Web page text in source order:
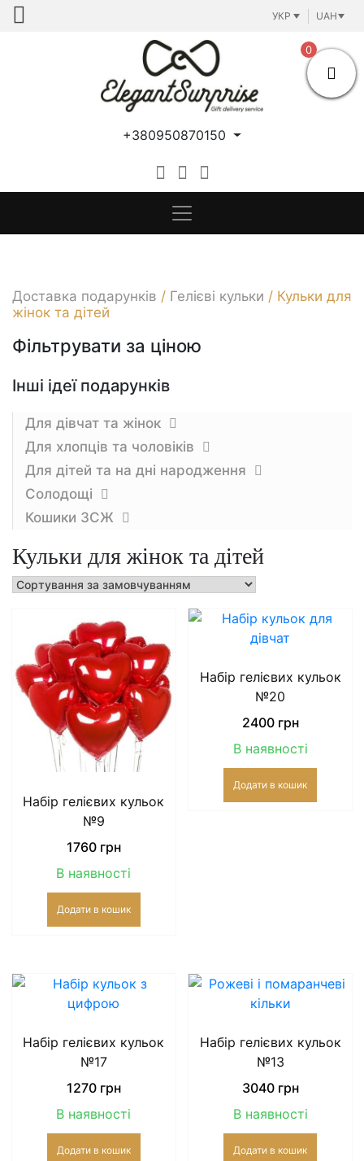
Skip
УКР UAH
+380950870150
Доставка подарунків / Гелієві кульки / Кульки для
жінок та дітей
Фільтрувати за ціною
Інші ідеї подарунків
Для дівчат та жінок
Для хлопців та чоловіків
Для дітей та на дні народження
Солодощі
Кошики ЗCЖ
Кульки для жінок та дітей
Набір гелієвих кульок
№9
1760грн
В наявності
Додати в кошик
Набір гелієвих кульок
№20
2400грн
В наявності
Додати в кошик
Набір гелієвих кульок
№17
1270грн
В наявності
Додати в кошик
Набір гелієвих кульок
№13
3040грн
В наявності
Додати в кошик
0